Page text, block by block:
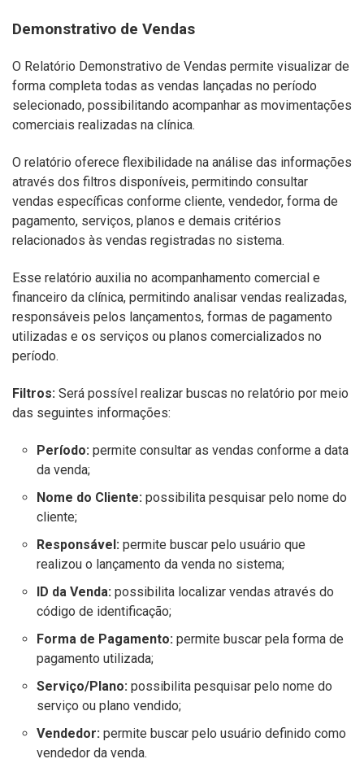
Demonstrativo de Vendas
O Relatório Demonstrativo de Vendas permite visualizar de
forma completa todas as vendas lançadas no período
selecionado, possibilitando acompanhar as movimentações
comerciais realizadas na clínica.
O relatório oferece flexibilidade na análise das informações
através dos filtros disponíveis, permitindo consultar
vendas específicas conforme cliente, vendedor, forma de
pagamento, serviços, planos e demais critérios
relacionados às vendas registradas no sistema.
Esse relatório auxilia no acompanhamento comercial e
financeiro da clínica, permitindo analisar vendas realizadas,
responsáveis pelos lançamentos, formas de pagamento
utilizadas e os serviços ou planos comercializados no
período.
Filtros: Será possível realizar buscas no relatório por meio
das seguintes informações:
Período: permite consultar as vendas conforme a data
da venda;
Nome do Cliente: possibilita pesquisar pelo nome do
cliente;
Responsável: permite buscar pelo usuário que
realizou o lançamento da venda no sistema;
ID da Venda: possibilita localizar vendas através do
código de identificação;
Forma de Pagamento: permite buscar pela forma de
pagamento utilizada;
Serviço/Plano: possibilita pesquisar pelo nome do
serviço ou plano vendido;
Vendedor: permite buscar pelo usuário definido como
vendedor da venda.